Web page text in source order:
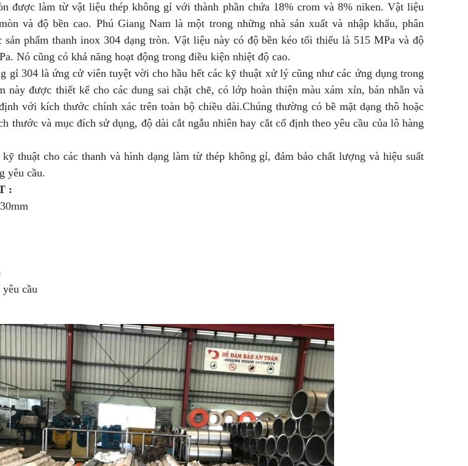
được làm từ vật liệu thép không gỉ với thành phần chứa 18% crom và 8% niken. Vật liệu
và độ bền cao. Phú Giang Nam là một trong những nhà sản xuất và nhập khẩu, phân
sản phẩm thanh inox 304 dạng tròn. Vật liệu này có độ bền kéo tối thiểu là 515 MPa và độ
Nó cũng có khả năng hoạt động trong điều kiện nhiệt độ cao.
gỉ 304 là ứng cử viên tuyệt vời cho hầu hết các kỹ thuật xử lý cũng như các ứng dụng trong
này được thiết kế cho các dung sai chặt chẽ, có lớp hoàn thiện màu xám xỉn, bán nhẵn và
với kích thước chính xác trên toàn bộ chiều dài.Chúng thường có bề mặt dạng thô hoặc
thước và mục đích sử dụng, độ dài cắt ngẫu nhiên hay cắt cố định theo yêu cầu của lô hàng
thuật cho các thanh và hình dạng làm từ thép không gỉ, đảm bảo chất lượng và hiệu suất
yêu cầu.
:
cầu